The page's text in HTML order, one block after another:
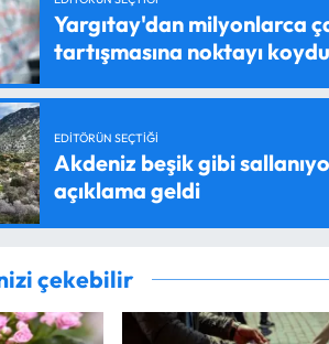
Yargıtay'dan milyonlarca
tartışmasına noktayı koydu
EDITÖRÜN SEÇTIĞI
Akdeniz beşik gibi
açıklama geldi
çekebilir